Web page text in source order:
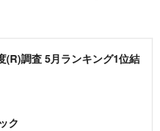
(R)調査 5月ランキング1位結
ク